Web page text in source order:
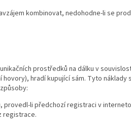
kombinovat, nedohodne-li se
prostředků na dálku v
hradí kupující sám. Tyto náklady
provedl-li předchozí registraci v
registrace.